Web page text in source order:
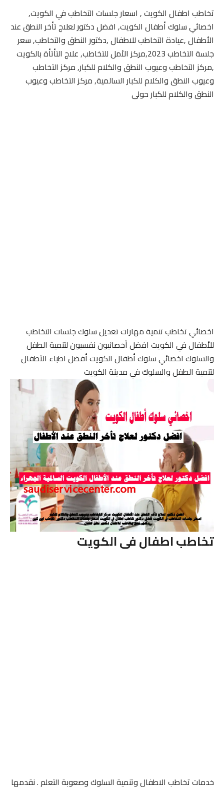
تخاطب اطفال الكويت , اسعار جلسات التخاطب في الكويت,
اخصائي سلوك أطفال الكويت, افضل دكتور لعلاج تأخر النطق عند
الأطفال ,عيادة التخاطب للاطفال ,دكتور النطق والتخاطب, سعر
جلسة التخاطب 2023,مركز الأمل للتخاطب, علاج التأتأة بالكويت
,مركز التخاطب وعيوب النطق والكلام للكبار, مركز التخاطب
وعيوب النطق والكلام للكبار السالمية, مركز التخاطب وعيوب
النطق والكلام للكبار حولى
اخصائي تخاطب تنمية مهارات تعديل سلوك جلسات التخاطب
للأطفال في الكويت افضل أخصائيون نفسيون لتنمية الطفل
والسلوك اخصائي سلوك أطفال الكويت أفضل اطباء الأطفال
لتنمية الطفل والسلوك في مدينة الكويت
تخاطب اطفال فى الكويت
خدمات تخاطب الاطفال وتنمية السلوك وصعوبة التعلم . نقدمها